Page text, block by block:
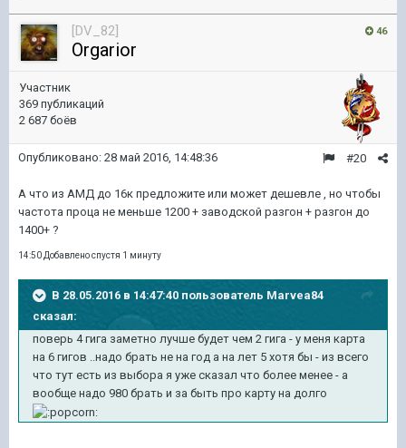
46
[DV_82]
Orgarior
Участник
369 публикаций
2 687 боёв
#20
Опубликовано: 28 май 2016, 14:48:36
А что из АМД до 16к предложите или может дешевле , но чтобы
частота проца не меньше 1200 + заводской разгон + разгон до
1400+ ?
14:50 Добавлено спустя 1 минуту
В 28.05.2016 в 14:47:40 пользователь Marvea84
сказал:
поверь 4 гига заметно лучше будет чем 2 гига - у меня карта
на 6 гигов ..надо брать не на год а на лет 5 хотя бы - из всего
что тут есть из выбора я уже сказал что более менее - а
вообще надо 980 брать и за быть про карту на долго